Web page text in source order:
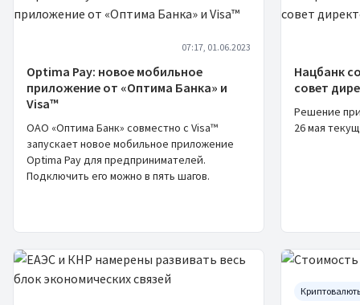
07:17, 01.06.2023
Optima Pay: новое мобильное
приложение от «Оптима Банка» и
Visa™
ОАО «Оптима Банк» совместно с Visa™
запускает новое мобильное приложение
Optima Pay для предпринимателей.
Подключить его можно в пять шагов.
Нацбанк
совет
Решение
26 мая